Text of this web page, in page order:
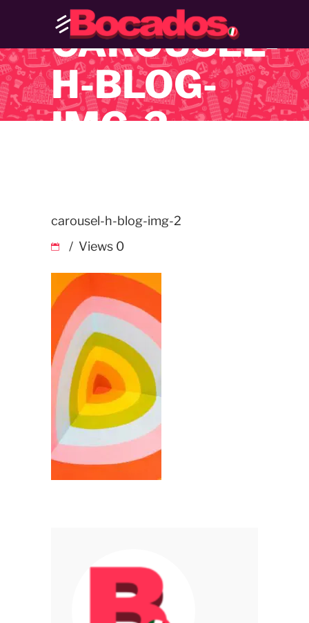
CAROUSEL-
H-BLOG-
IMG-2
carousel-h-blog-img-2
Views 0